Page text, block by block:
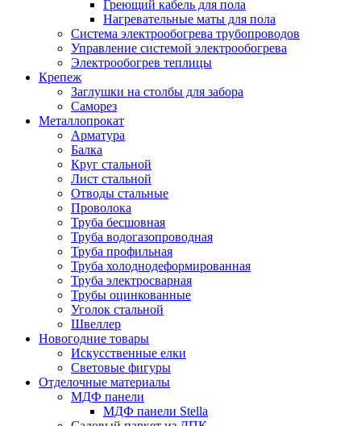
Греющий кабель для пола
Нагревательные маты для пола
Система электрообогрева трубопроводов
Управление системой электрообогрева
Электрообогрев теплицы
Крепеж
Заглушки на столбы для забора
Саморез
Металлопрокат
Арматура
Балка
Круг стальной
Лист стальной
Отводы стальные
Проволока
Труба бесшовная
Труба водогазопроводная
Труба профильная
Труба холоднодеформированная
Труба электросварная
Трубы оцинкованные
Уголок стальной
Швеллер
Новогодние товары
Искусственные елки
Световые фигуры
Отделочные материалы
МДФ панели
МДФ панели Stella